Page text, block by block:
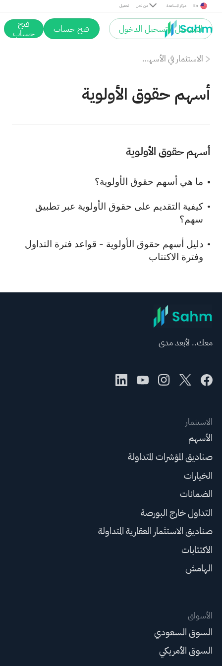
تحميل من نحن مركز المساعدة En
التسجيل / تسجيل الدخول فتح حساب فتح
حساب
الاستثمار في الأسهم السعودية
أسهم حقوق الأولوية
أسهم حقوق الأولوية
ما هي أسهم حقوق الأولوية؟
كيفية التقديم على حقوق الأولوية عبر تطبيق
سهم؟
دليل أسهم حقوق الأولوية - قواعد فترة التداول
وفترة الاكتتاب
معك.. لأبعد مدى
الاستثمار
الأسهم
صناديق المؤشرات المتداولة
الخيارات
الضمانات
التداول خارج البورصة
صناديق الاستثمار العقارية المتداولة
الاكتتابات
الهامش
الأسواق
السوق السعودي
السوق الأمريكي